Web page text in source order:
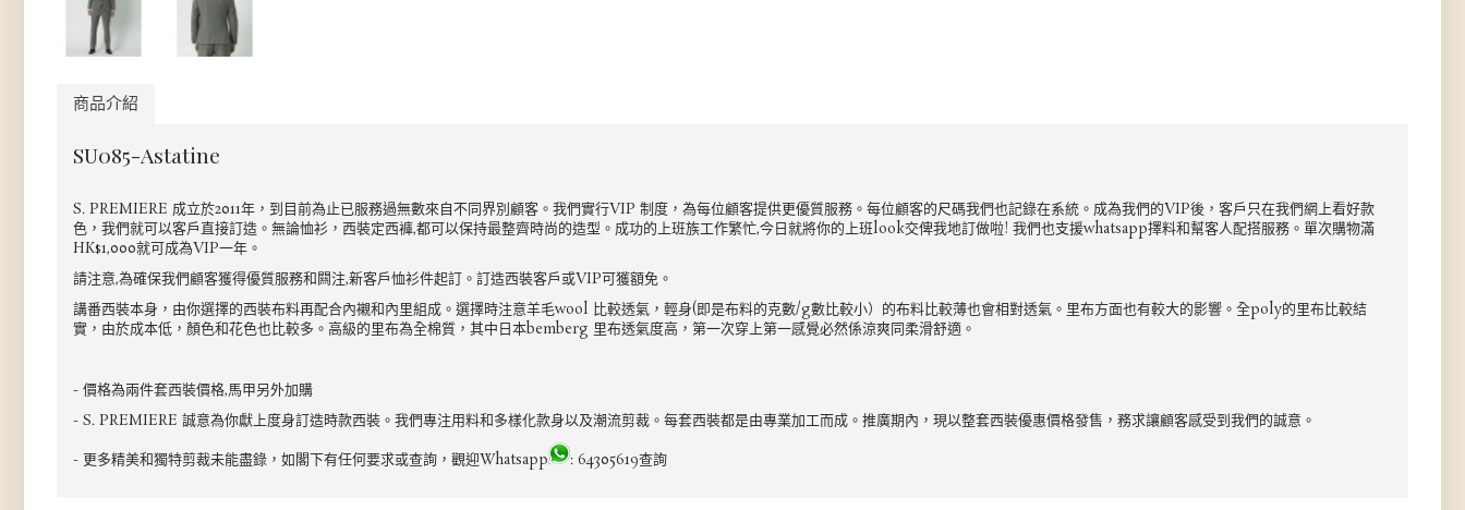
商品介紹
SU085-Astatine
S. PREMIERE 成立於2011年，到目前為止已服務過無數來自不同界別顧客。我們實行VIP 制度，為每位顧客提供更優質服務。每位顧客的尺碼我們也記錄在系統。成為我們的VIP後，客戶只在我們網上看好款
色，我們就可以客戶直接訂造。無論恤衫，西裝定西褲,都可以保持最整齊時尚的造型。成功的上班族工作繁忙,今日就將你的上班look交俾我地訂做啦! 我們也支援whatsapp擇料和幫客人配搭服務。單次購物滿
HK$1,000就可成為VIP一年。
請注意,為確保我們顧客獲得優質服務和闗注,新客戶恤衫件起訂。訂造西裝客戶或VIP可獲額免。
講番西裝本身，由你選擇的西裝布料再配合內襯和內里組成。選擇時注意羊毛wool 比較透氣，輕身(即是布料的克數/g數比較小）的布料比較薄也會相對透氣。里布方面也有較大的影響。全poly的里布比較結
實，由於成本低，顏色和花色也比較多。高級的里布為全棉質，其中日本bemberg 里布透氣度高，第一次穿上第一感覺必然係涼爽同柔滑舒適。
- 價格為兩件套西裝價格,馬甲另外加購
- S. PREMIERE 誠意為你獻上度身訂造時款西裝。我們專注用料和多樣化款身以及潮流剪裁。每套西裝都是由專業加工而成。推廣期內，現以整套西裝優惠價格發售，務求讓顧客感受到我們的誠意。
- 更多精美和獨特剪裁未能盡錄，如閣下有任何要求或查詢，觀迎Whatsapp
: 64305619查詢